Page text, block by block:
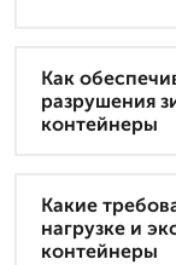
Как
разрушения
контейнеры
Какие
нагрузке и
контейнеры